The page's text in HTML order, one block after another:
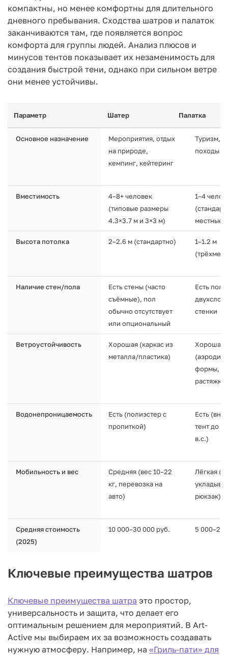
компактны, но менее комфортны для длительного
дневного пребывания. Сходства шатров и палаток
заканчиваются там, где появляется вопрос
комфорта для группы людей. Анализ плюсов и
минусов тентов показывает их незаменимость для
создания быстрой тени, однако при сильном ветре
они менее устойчивы.
Параметр Шатер Палатка
Основное назначение
Мероприятия, отдых
на природе,
кемпинг, кейтеринг
Туризм,
походы
Вместимость
4–8+ человек
(типовые размеры
4.3×3.7 м и 3×3 м)
1–4
местные)
Высота потолка 2–2.6 м (стандартно)
1–1.2 м
Наличие стен/пола
Есть стены (часто
съёмные), пол
обычно отсутствует
или опциональный
Есть пол
стенки
Ветроустойчивость
Хорошая (каркас из
металла/пластика)
Хорошая
формы,
растяжки)
Водонепроницаемость
Есть (полиэстер с
пропиткой)
Есть
тент до
в.с.)
Мобильность и вес
Средняя (вес 10–22
кг, перевозка на
авто)
Лёгкая
рюкзак)
Средняя стоимость
(2025)
10 000–30 000 руб. 5 000–20
Ключевые преимущества шатров
Ключевые преимущества шатра это простор,
универсальность и защита, что делает его
оптимальным решением для мероприятий. В Art-
Active мы выбираем их за возможность создавать
нужную атмосферу. Например, на «Гриль-пати» для